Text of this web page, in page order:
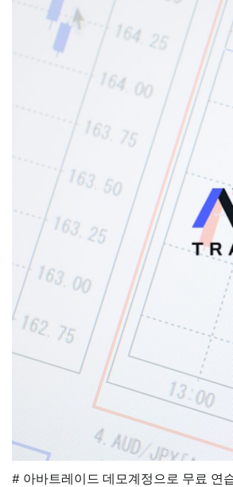
# 아바트레이드 데모계정으로 무료 연